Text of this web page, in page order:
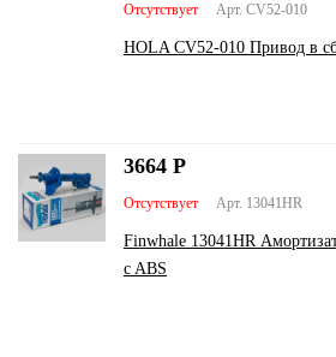
Арт. CV52-010
Отсутствует
HOLA CV52-010 Привод в
Арт. 13041HR
Отсутствует
Finwhale 13041HR
c ABS
3664 Р